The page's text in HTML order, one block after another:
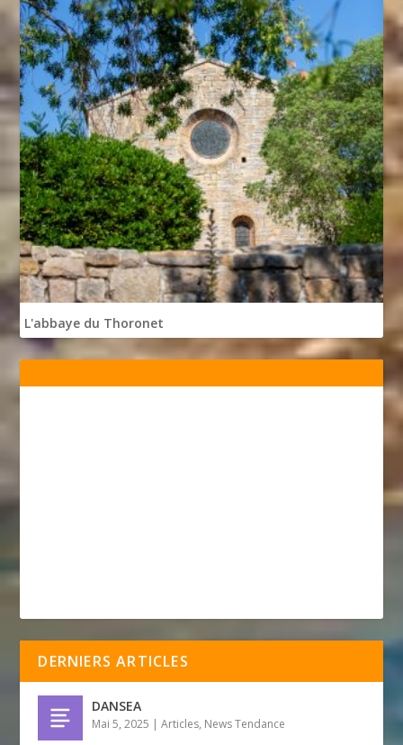
L'abbaye du Thoronet
DERNIERS ARTICLES
DANSEA
Mai 5, 2025 |Articles, News Tendance